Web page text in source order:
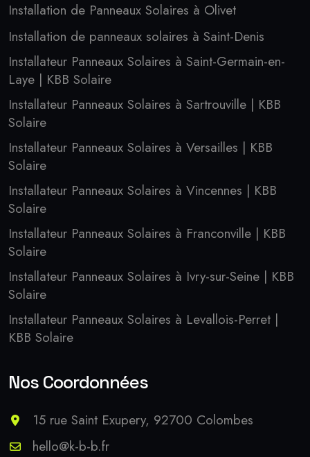
Installation de Panneaux Solaires à Olivet
Installation de panneaux solaires à Saint-Denis
Installateur Panneaux Solaires à Saint-Germain-en-
Laye | KBB Solaire
Installateur Panneaux Solaires à Sartrouville | KBB
Solaire
Installateur Panneaux Solaires à Versailles | KBB
Solaire
Installateur Panneaux Solaires à Vincennes | KBB
Solaire
Installateur Panneaux Solaires à Franconville | KBB
Solaire
Installateur Panneaux Solaires à Ivry-sur-Seine | KBB
Solaire
Installateur Panneaux Solaires à Levallois-Perret |
KBB Solaire
Nos Coordonnées
15 rue Saint Exupery, 92700 Colombes
hello@k-b-b.fr